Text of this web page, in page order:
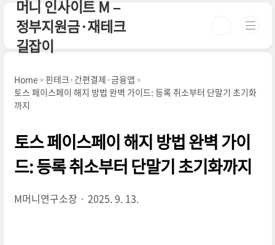
본문 바로가기
머니 인사이트 M –
정부지원금·재테크
길잡이
Home
핀테크·간편결제·금융앱
토스 페이스페이 해지 방법 완벽 가이드: 등록 취소부터 단말기 초기화
까지
토스 페이스페이 해지 방법 완벽 가이
드: 등록 취소부터 단말기 초기화까지
M머니연구소장 2025. 9. 13.